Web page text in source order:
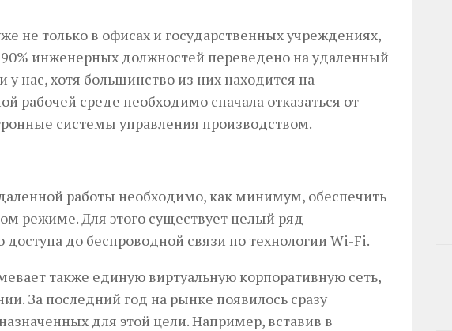
не только в офисах и государственных учреждениях,
инженерных должностей переведено на удаленный
нас, хотя большинство из них находится на
рабочей среде необходимо сначала отказаться от
системы управления производством.
работы необходимо, как минимум, обеспечить
режиме. Для этого существует целый ряд
доступа до беспроводной связи по технологии Wi-Fi.
также единую виртуальную корпоративную сеть,
За последний год на рынке появилось сразу
для этой цели. Например, вставив в